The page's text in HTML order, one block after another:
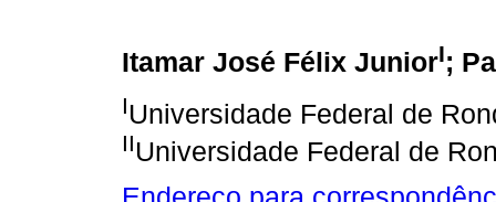
Itamar José Félix JuniorI;
IUniversidade Federal de
IIUniversidade Federal de